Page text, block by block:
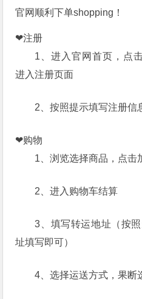
官网顺利下单shopping！
❤注册
1、进入官网首页，点
进入注册页面
2、按照提示填写注册信
❤购物
1、浏览选择商品，点击
2、进入购物车结算
3、填写转运地址（按
址填写即可）
4、选择运送方式，果断